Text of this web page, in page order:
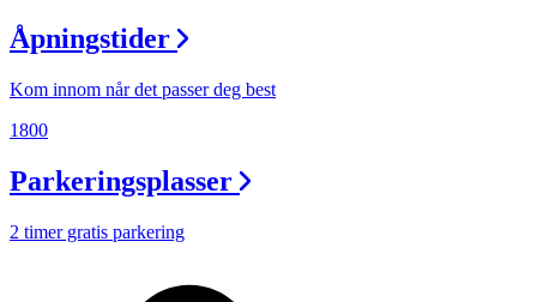
Åpningstider
Kom innom når det passer deg best
1800
Parkeringsplasser
2 timer gratis parkering